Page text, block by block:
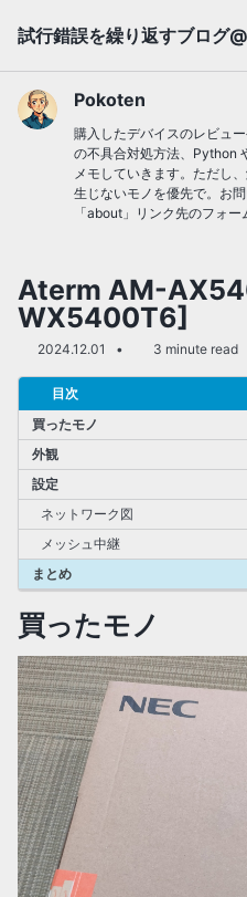
primary
navigation
content
footer
試行錯誤を繰り返すブログ
Pokoten
購入したデバイスのレビュ
の不具合対処方法、Python
メモしていきます。ただし
生じないモノを優先で。お
「about」リンク先のフォー
Aterm AM-
WX5400T6]
2024.12.01 3 minute read
目次
買ったモノ
外観
設定
ネットワーク図
メッシュ中継
まとめ
買ったモノ